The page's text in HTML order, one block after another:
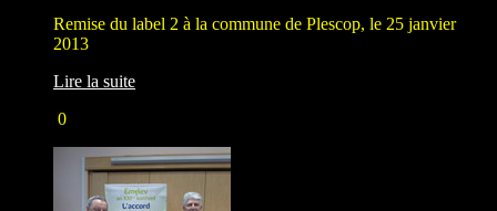
Remise du label 2 à la commune de Plescop, le 25 janvier
2013
Lire la suite
0